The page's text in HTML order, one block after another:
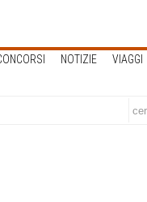
NOTIZIE VIAGGI